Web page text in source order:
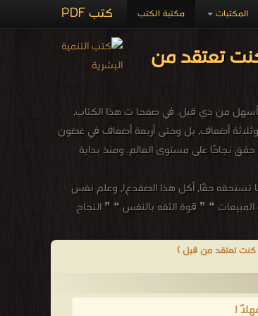
كتب PDF مكتبة الكتب المكتبات
تعتقد من
وأسهل من ذي قبل. في صفحا ت هذا الكتاب,
أضعاف, بل وحتى أربعة أضعاف في غضون
نجاحًا على مستوى العالم. ومنذ بداية
تستحقه حقًا, أكل هذا الضفدع!, وعلم نفس
❝ ❞ قوة الثقه بالنفس ❝ ❞ النجاح
كنت تعتقد من قبل )
!